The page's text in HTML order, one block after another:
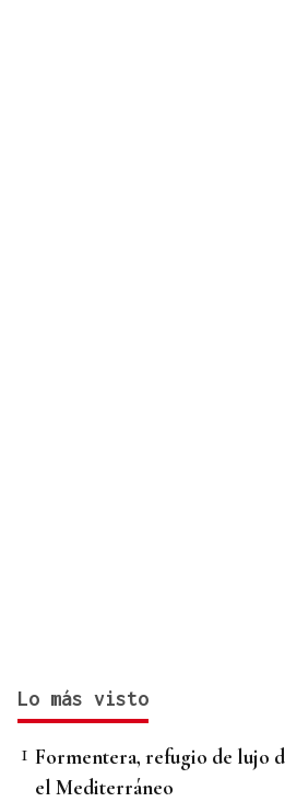
Lo más visto
Formentera, refugio de lujo
el Mediterráneo